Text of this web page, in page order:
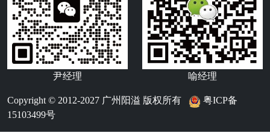
尹经理 喻经理
Copyright © 2012-2027 广州阳溢 版权所有
粤ICP备
15103499号